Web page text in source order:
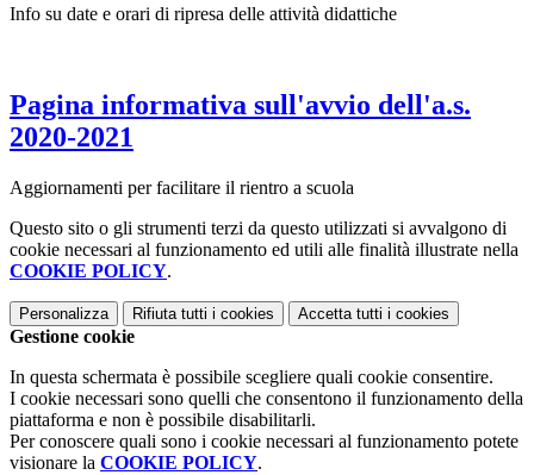
Info su date e orari di ripresa delle attività didattiche
Pagina informativa sull'avvio dell'a.s.
2020-2021
Aggiornamenti per facilitare il rientro a scuola
Questo sito o gli strumenti terzi da questo utilizzati si avvalgono di
cookie necessari al funzionamento ed utili alle finalità illustrate nella
COOKIE POLICY.
Personalizza Rifiuta tutti i cookies Accetta tutti i cookies
Gestione cookie
In questa schermata è possibile scegliere quali cookie consentire.
I cookie necessari sono quelli che consentono il funzionamento della
piattaforma e non è possibile disabilitarli.
Per conoscere quali sono i cookie necessari al funzionamento potete
visionare la COOKIE POLICY.